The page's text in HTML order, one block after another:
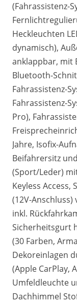
(Fahrassistenz-
Heckleuchten
dynamisch),
anklappbar, mit
Bluetooth-
Fahrassistenz-
Fahrassistenz-
Pro),
Jahre, Isofix-
Beifahrersitz
(Sport/Leder)
Keyless Access,
(12V-
inkl.
Sicherheitsgurt
(30 Farben,
Dekoreinlagen
(Apple CarPlay,
Umfeldleuchte
Dachhimmel